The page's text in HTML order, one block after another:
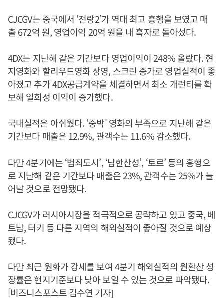
CJCGV는 중국에서 ‘전랑2’가 역대 최고 흥행을 보였고 매
출 672억 원, 영업이익 20억 원을 내 흑자로 돌아섰다.
4DX는 지난해 같은 기간보다 영업이익이 248% 올랐다. 현
지영화와 할리우드영화 상영, 스크린 증가로 영업실적이 좋
아졌고 추가 4DX공급계약을 체결하면서 최소 개런티를 확
보해 일회성 이익이 증가했다.
국내실적은 아쉬웠다. ‘중박' 영화의 부족으로 지난해 같은
기간보다 매출은 12.9%, 관객수는 11.6% 감소했다.
다만 4분기에는 ‘범죄도시’, ‘남한산성’, ‘토르’ 등의 흥행으
로 지난해 같은 기간보다 매출은 23%, 관객수는 25%가 늘
어날 것으로 전망됐다.
CJCGV가 러시아시장을 적극적으로 공략하고 있고 중국, 베
트남, 터키 등 다른 지역의 해외실적이 좋아질 것으로 예상
됐다.
다만 최근 원화가 강세를 보여 4분기 해외실적의 원환산 성
장률은 현지기준보다 낮아 보일 수 있는 것으로 파악됐다.
[비즈니스포스트 김수연 기자]